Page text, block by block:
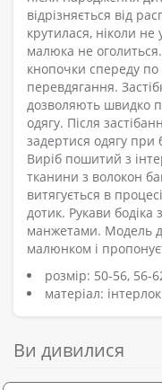
відрізняється від
крутилася, ніколи
малюка не
кнопочки спереду
перевдягання.
дозволяють швидко
одягу. Після
задертися одягу при
Виріб пошитий з
тканини з волокон
витягується в
дотик. Рукави
манжетами. Модель
малюнком і
розмір: 50-56, 56-
матеріал:
Ви дивилися